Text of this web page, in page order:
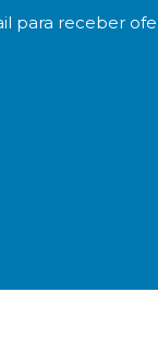
para receber